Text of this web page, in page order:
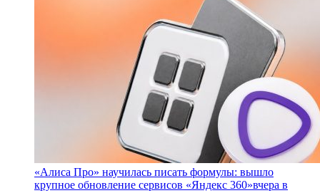
«Алиса Про» научилась писать формулы: вышло
крупное обновление сервисов «Яндекс 360»вчера в